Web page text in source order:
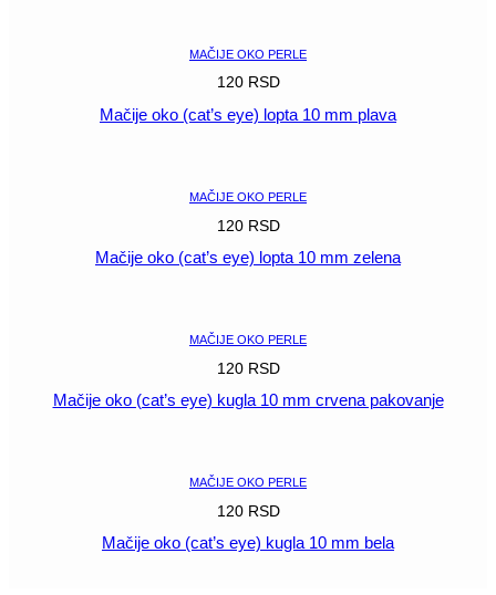
MAČIJE OKO PERLE
120 RSD
Mačije oko (cat’s eye) lopta 10 mm plava
MAČIJE OKO PERLE
120 RSD
Mačije oko (cat’s eye) lopta 10 mm zelena
MAČIJE OKO PERLE
120 RSD
Mačije oko (cat’s eye) kugla 10 mm crvena pakovanje
MAČIJE OKO PERLE
120 RSD
Mačije oko (cat’s eye) kugla 10 mm bela